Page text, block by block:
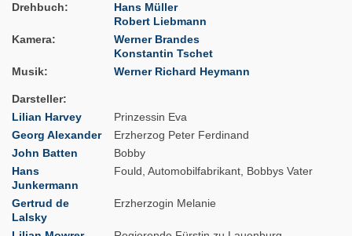
Drehbuch
Hans Müller
Robert Liebmann
Kamera
Werner Brandes
Konstantin Tschet
Musik
Werner Richard Heymann
Darsteller
Lilian Harvey
Prinzessin Eva
Georg Alexander
Erzherzog Peter Ferdinand
John Batten
Bobby
Hans
Junkermann
Fould, Automobilfabrikant, Bobbys Vater
Gertrud de
Lalsky
Erzherzogin Melanie